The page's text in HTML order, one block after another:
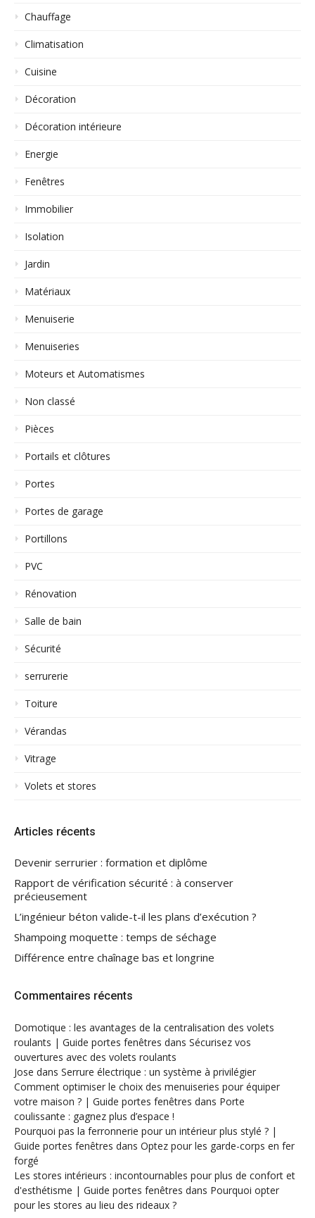
Chauffage
Climatisation
Cuisine
Décoration
Décoration intérieure
Energie
Fenêtres
Immobilier
Isolation
Jardin
Matériaux
Menuiserie
Menuiseries
Moteurs et Automatismes
Non classé
Pièces
Portails et clôtures
Portes
Portes de garage
Portillons
PVC
Rénovation
Salle de bain
Sécurité
serrurerie
Toiture
Vérandas
Vitrage
Volets et stores
Articles récents
Devenir serrurier : formation et diplôme
Rapport de vérification sécurité : à conserver
précieusement
L’ingénieur béton valide-t-il les plans d’exécution ?
Shampoing moquette : temps de séchage
Différence entre chaînage bas et longrine
Commentaires récents
Domotique : les avantages de la centralisation des volets
roulants | Guide portes fenêtres dans Sécurisez vos
ouvertures avec des volets roulants
Jose dans Serrure électrique : un système à privilégier
Comment optimiser le choix des menuiseries pour équiper
votre maison ? | Guide portes fenêtres dans Porte
coulissante : gagnez plus d’espace !
Pourquoi pas la ferronnerie pour un intérieur plus stylé ? |
Guide portes fenêtres dans Optez pour les garde-corps en fer
forgé
Les stores intérieurs : incontournables pour plus de confort et
d'esthétisme | Guide portes fenêtres dans Pourquoi opter
pour les stores au lieu des rideaux ?